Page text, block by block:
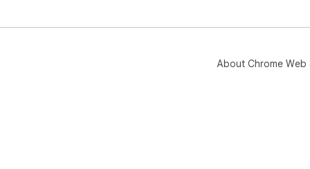
About Chrome Web